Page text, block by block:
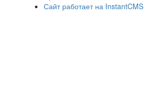
Сайт работает на InstantCMS